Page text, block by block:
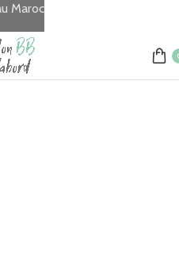
de voyage
Maroc